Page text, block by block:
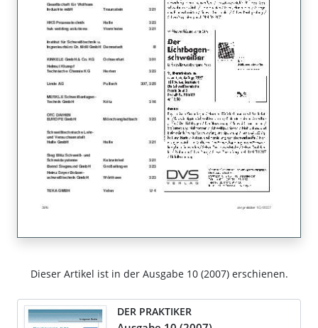
Dieser Artikel ist in der Ausgabe 10 (2007) erschienen.
DER PRAKTIKER